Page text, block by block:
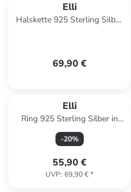
Elli
Halskette 925 Sterling Silber
69,90 €
Elli
Ring 925 Sterling Silber in
Gold
-20%
55,90 €
UVP: 69,90 €*